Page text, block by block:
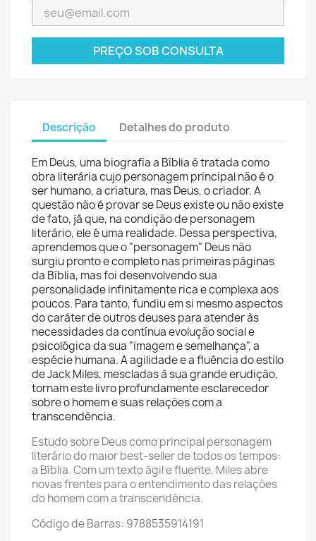
PREÇO SOB CONSULTA
Descrição Detalhes do produto
Em Deus, uma biografia a Bíblia é tratada como
obra literária cujo personagem principal não é o
ser humano, a criatura, mas Deus, o criador. A
questão não é provar se Deus existe ou não existe
de fato, já que, na condição de personagem
literário, ele é uma realidade. Dessa perspectiva,
aprendemos que o "personagem" Deus não
surgiu pronto e completo nas primeiras páginas
da Bíblia, mas foi desenvolvendo sua
personalidade infinitamente rica e complexa aos
poucos. Para tanto, fundiu em si mesmo aspectos
do caráter de outros deuses para atender às
necessidades da contínua evolução social e
psicológica da sua "imagem e semelhança", a
espécie humana. A agilidade e a fluência do estilo
de Jack Miles, mescladas à sua grande erudição,
tornam este livro profundamente esclarecedor
sobre o homem e suas relações com a
transcendência.
Estudo sobre Deus como principal personagem
literário do maior best-seller de todos os tempos:
a Bíblia. Com um texto ágil e fluente, Miles abre
novas frentes para o entendimento das relações
do homem com a transcendência.
Código de Barras: 9788535914191